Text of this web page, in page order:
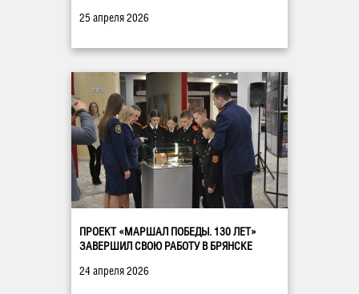
25 апреля 2026
ПРОЕКТ «МАРШАЛ ПОБЕДЫ. 130 ЛЕТ»
ЗАВЕРШИЛ СВОЮ РАБОТУ В БРЯНСКЕ
24 апреля 2026